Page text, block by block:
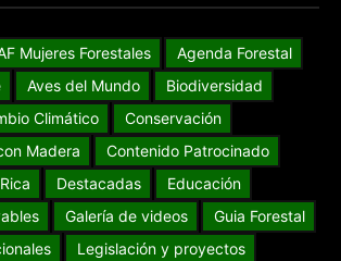
Mujeres Forestales
Agenda Forestal
Aves del Mundo
Biodiversidad
Climático
Conservación
Madera
Contenido Patrocinado
Destacadas
Educación
Galería de videos
Guia Forestal
Legislación y proyectos